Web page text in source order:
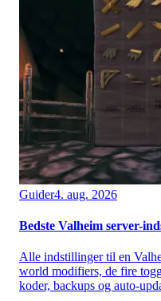
Guider4. aug. 2026
Bedste Valheim server-
Alle indstillinger til en
world modifiers, de fire
koder, backups og auto-